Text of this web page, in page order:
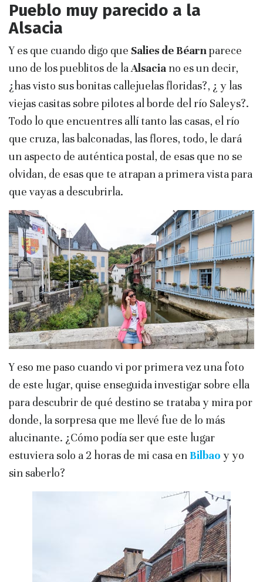
Pueblo muy parecido a la
Alsacia
Y es que cuando digo que Salies de Béarnparece
uno de los pueblitos de laAlsacia no es un decir,
¿has visto sus bonitas callejuelas floridas?, ¿ y las
viejas casitas sobre pilotes al borde del río Saleys?.
Todo lo que encuentres allí tanto las casas, el río
que cruza, las balconadas, las flores, todo, le dará
un aspecto de auténtica postal, de esas que no se
olvidan, de esas que te atrapan a primera vista para
que vayas a descubrirla.
Y eso me paso cuando vi por primera vez una foto
de este lugar, quise enseguida investigar sobre ella
para descubrir de qué destino se trataba y mira por
donde, la sorpresa que me llevé fue de lo más
alucinante. ¿Cómo podía ser que este lugar
estuviera solo a 2 horas de mi casa enBilbao y yo
sin saberlo?